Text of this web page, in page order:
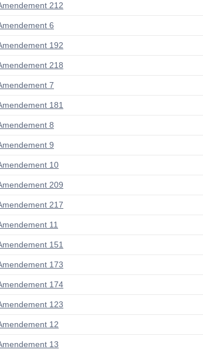
212
6
192
218
7
181
8
9
10
209
217
11
151
173
174
123
12
13